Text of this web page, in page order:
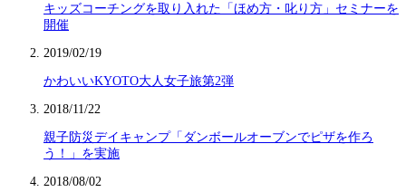
キッズコーチングを取り入れた「ほめ方・叱り方」セミナーを
開催
2019/02/19
かわいいKYOTO大人女子旅第2弾
2018/11/22
親子防災デイキャンプ「ダンボールオーブンでピザを作ろ
う！」を実施
2018/08/02